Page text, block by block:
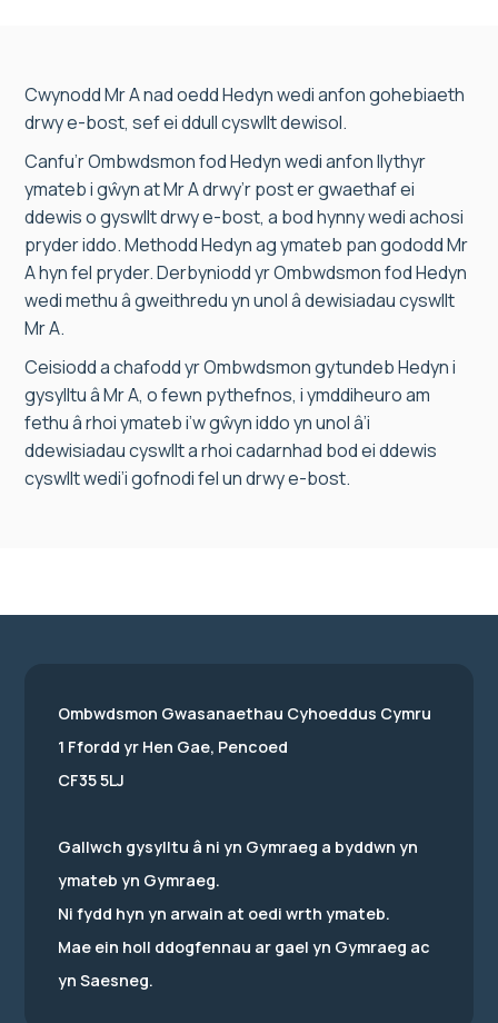
Cwynodd Mr A nad oedd Hedyn wedi anfon gohebiaeth
drwy e-bost, sef ei ddull cyswllt dewisol.
Canfu’r Ombwdsmon fod Hedyn wedi anfon llythyr
ymateb i gŵyn at Mr A drwy’r post er gwaethaf ei
ddewis o gyswllt drwy e-bost, a bod hynny wedi achosi
pryder iddo. Methodd Hedyn ag ymateb pan gododd Mr
A hyn fel pryder. Derbyniodd yr Ombwdsmon fod Hedyn
wedi methu â gweithredu yn unol â dewisiadau cyswllt
Mr A.
Ceisiodd a chafodd yr Ombwdsmon gytundeb Hedyn i
gysylltu â Mr A, o fewn pythefnos, i ymddiheuro am
fethu â rhoi ymateb i’w gŵyn iddo yn unol â’i
ddewisiadau cyswllt a rhoi cadarnhad bod ei ddewis
cyswllt wedi’i gofnodi fel un drwy e-bost.
Ombwdsmon Gwasanaethau Cyhoeddus Cymru
1 Ffordd yr Hen Gae, Pencoed
CF35 5LJ
Gallwch gysylltu â ni yn Gymraeg a byddwn yn
ymateb yn Gymraeg.
Ni fydd hyn yn arwain at oedi wrth ymateb.
Mae ein holl ddogfennau ar gael yn Gymraeg ac
yn Saesneg.